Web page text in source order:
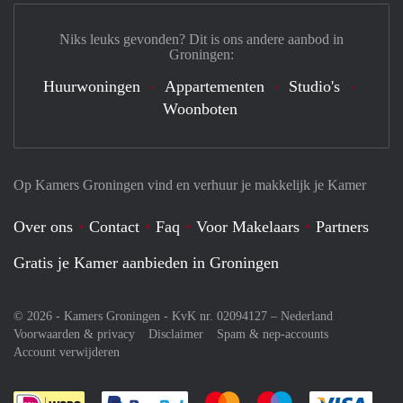
Op Kamers Groningen vind en verhuur je makkelijk je Kamer
Over ons Contact Faq Voor Makelaars
Partners
Gratis je Kamer aanbieden in Groningen
© 2026 - Kamers Groningen - KvK nr. 02094127 – Nederland
Voorwaarden & privacy
Disclaimer
Spam & nep-accounts
Account verwijderen
Niks leuks gevonden? Dit is ons andere aanbod in
Groningen:
Huurwoningen Appartementen
Studio's
Woonboten